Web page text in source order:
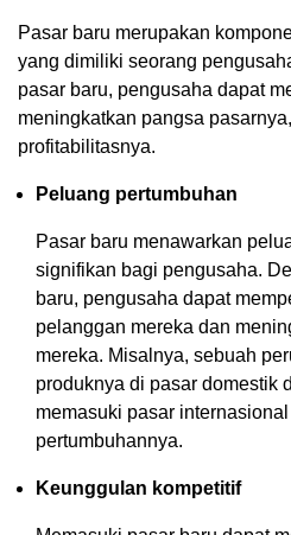
Pasar baru merupakan
yang dimiliki seorang
pasar baru, pengusaha dapat
meningkatkan pangsa
profitabilitasnya.
Peluang pertumbuhan
Pasar baru menawarkan
signifikan bagi pengusaha.
baru, pengusaha dapat
pelanggan mereka dan
mereka. Misalnya, sebuah
produknya di pasar domestik
memasuki pasar
pertumbuhannya.
Keunggulan kompetitif